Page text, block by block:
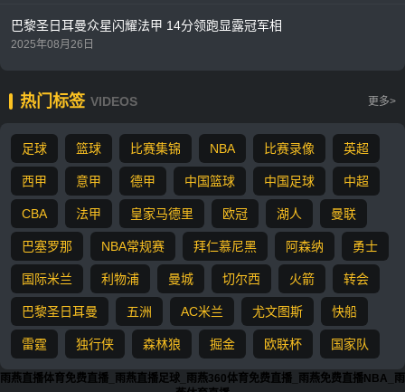
巴黎圣日耳曼众星闪耀法甲 14分领跑显露冠军相
2025年08月26日
热门标签 VIDEOS 更多>
足球 篮球 比赛集锦 NBA 比赛录像 英超
西甲 意甲 德甲 中国篮球 中国足球 中超
CBA 法甲 皇家马德里 欧冠 湖人 曼联
巴塞罗那 NBA常规赛 拜仁慕尼黑 阿森纳 勇士
国际米兰 利物浦 曼城 切尔西 火箭 转会
巴黎圣日耳曼 五洲 AC米兰 尤文图斯 快船
雷霆 独行侠 森林狼 掘金 欧联杯 国家队
雨燕直播体育免费直播_雨燕直播足球_雨燕360体育免费直播_雨燕免费直播NBA_雨